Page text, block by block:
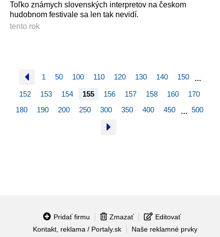
Toľko známych slovenských interpretov na českom
hudobnom festivale sa len tak nevidí.
tento rok
1 50 100 110 120 130 140 150 …
152 153 154 155 156 157 158 160
170
180
190 200 250 300 350 400 450 … 500
Pridať firmu Zmazať
Editovať
Kontakt, reklama / Portaly.sk
Naše reklamné prvky